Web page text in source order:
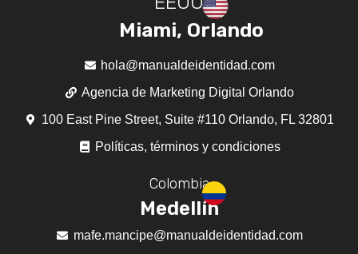
Miami, Orlando
hola@manualdeidentidad.com
Agencia de Marketing Digital Orlando
100 East Pine Street, Suite #110 Orlando, FL 32801
Políticas, términos y condiciones
Colombia
Medellín
mafe.mancipe@manualdeidentidad.com